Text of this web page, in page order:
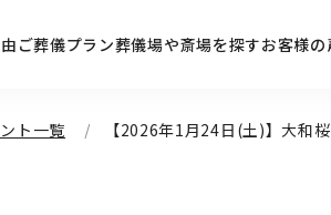
ご葬儀プラン葬儀場や斎場を探すお客様の
ト一覧 【2026年1月24日(土)】大和